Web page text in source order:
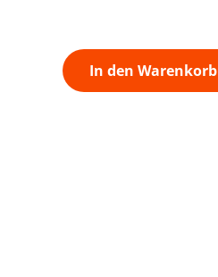
In den Warenkorb